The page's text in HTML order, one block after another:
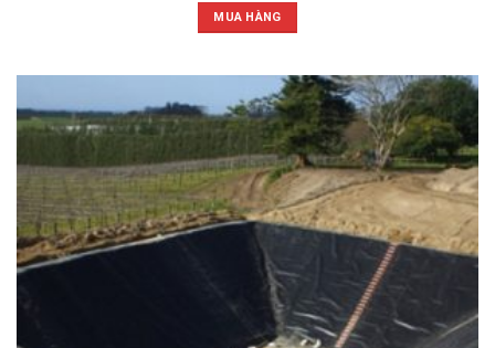
MUA HÀNG